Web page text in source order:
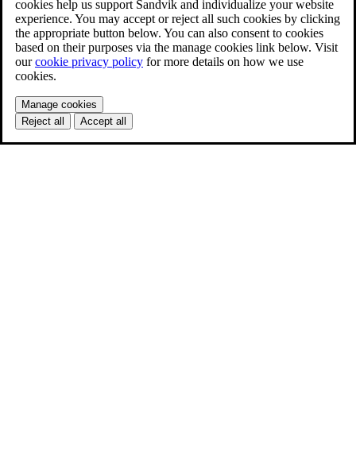
cookies help us support Sandvik and individualize your website
experience. You may accept or reject all such cookies by clicking
the appropriate button below. You can also consent to cookies
based on their purposes via the manage cookies link below. Visit
ourcookie privacy policy for more details on how we use
cookies.
Manage cookies
Reject all
Accept all